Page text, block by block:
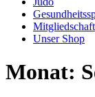
Mitgliedschaft
Unser Shop
Monat: